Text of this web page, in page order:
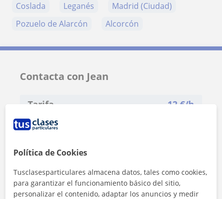
Coslada Leganés
Madrid (Ciudad)
Pozuelo de Alarcón
Alcorcón
Contacta con Jean
Tarifa 12 €/h
1ª clase gratis
Política de Cookies
Tusclasesparticulares almacena datos, tales como cookies,
para garantizar el funcionamiento básico del sitio,
personalizar el contenido, adaptar los anuncios y medir